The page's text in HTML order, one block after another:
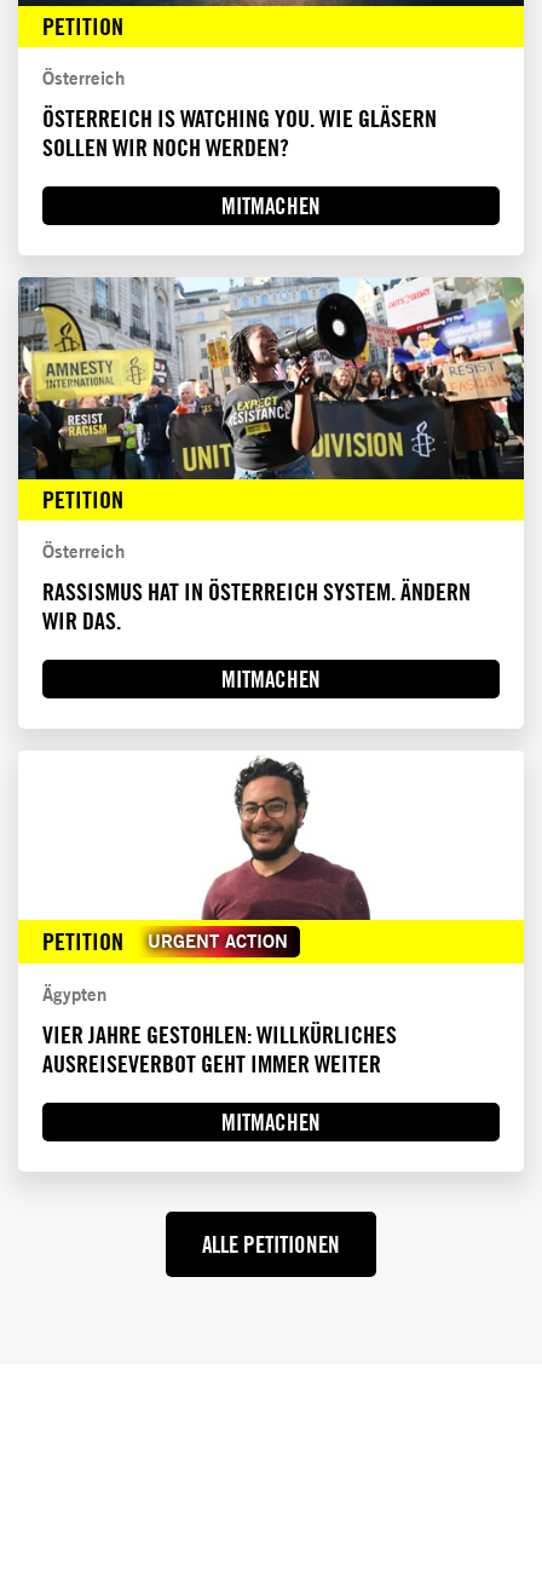
PETITION
Österreich
ÖSTERREICH IS WATCHING YOU. WIE GLÄSERN
SOLLEN WIR NOCH WERDEN?
MITMACHEN
PETITION
Österreich
RASSISMUS HAT IN ÖSTERREICH SYSTEM. ÄNDERN
WIR DAS.
MITMACHEN
PETITION URGENT ACTION
Ägypten
VIER JAHRE GESTOHLEN: WILLKÜRLICHES
AUSREISEVERBOT GEHT IMMER WEITER
MITMACHEN
ALLE PETITIONEN